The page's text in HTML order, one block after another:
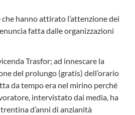
hanno attirato l’attenzione dei
fatta dalle organizzazioni
Trasfor; ad innescare la
del prolungo (gratis) dell’orario
da tempo era nel mirino perché
intervistato dai media, ha
d’anni di anzianità